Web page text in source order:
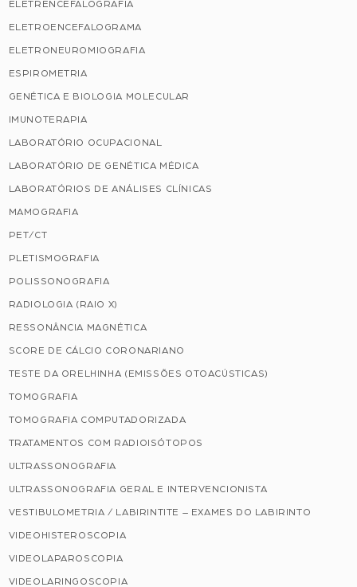
ELETRENCEFALOGRAFIA
ELETROENCEFALOGRAMA
ELETRONEUROMIOGRAFIA
ESPIROMETRIA
GENÉTICA E BIOLOGIA MOLECULAR
IMUNOTERAPIA
LABORATÓRIO OCUPACIONAL
LABORATÓRIO DE GENÉTICA MÉDICA
LABORATÓRIOS DE ANÁLISES CLÍNICAS
MAMOGRAFIA
PET/CT
PLETISMOGRAFIA
POLISSONOGRAFIA
RADIOLOGIA (RAIO X)
RESSONÂNCIA MAGNÉTICA
SCORE DE CÁLCIO CORONARIANO
TESTE DA ORELHINHA (EMISSÕES OTOACÚSTICAS)
TOMOGRAFIA
TOMOGRAFIA COMPUTADORIZADA
TRATAMENTOS COM RADIOISÓTOPOS
ULTRASSONOGRAFIA
ULTRASSONOGRAFIA GERAL E INTERVENCIONISTA
VESTIBULOMETRIA / LABIRINTITE – EXAMES DO LABIRINTO
VIDEOHISTEROSCOPIA
VIDEOLAPAROSCOPIA
VIDEOLARINGOSCOPIA